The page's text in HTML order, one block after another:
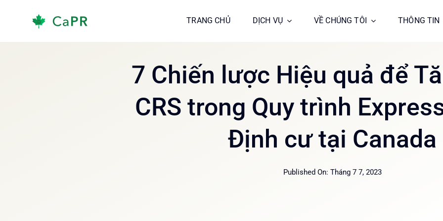
TRANG CHỦ DỊCH VỤ VỀ CHÚNG TÔI THÔNG TIN
TRANG CHỦ DỊCH VỤ VỀ CHÚNG TÔI THÔNG TIN
7 Chiến lược Hiệu quả để
CRS trong Quy trình
Định cư tại Canada
Published On: Tháng 7 7, 2023